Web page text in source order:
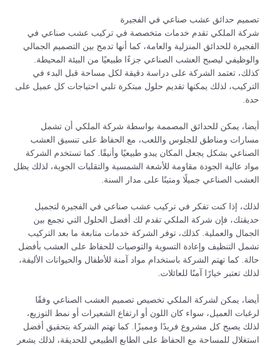
تصميم حدائق عشب صناعي في الفجيرة
شركة الملكي تقدم خدمات متخصصة في تركيب عشب صناعي في
الفجيرة للحدائق المنزلية والعامة، كما أنها تدمج بين التصميم الجمالي
والوظيفي ليصبح العشب الصناعي جزءًا طبيعيًا من البيئة المحيطة.
كذلك، تعتمد الشركة على دراسة دقيقة لكل مساحة قبل البدء في
التركيب، لذلك يمكنها تقديم حلول مبتكرة تلبي احتياجات كل عميل على
حدة.
أيضا، يمكن للحدائق المصممة بواسطة شركة الملكي أن تشمل
مسارات ومناطق للجلوس واللعب، مع الحفاظ على تنسيق العشب
الصناعي بشكل يجعل المكان يبدو طبيعيًا وأنيقًا. كما تستخدم الشركة
مواد عالية الجودة مقاومة للأشعة الشمسية والتقلبات الجوية، لذلك يظل
العشب الصناعي جميلًا ومتينًا على مدار السنة.
لذلك، إذا كنت تفكر في تركيب عشب صناعي في الفجيرة لتجميل
حديقتك، فإن شركة الملكي تقدم لك أفضل الحلول التي تجمع بين
الجمال والعملية. كذلك، توفر الشركة خدمات متابعة ما بعد التركيب
تشمل التنظيف وإعادة التسوية والتوصيات للحفاظ على العشب بأفضل
حالة. كما تهتم الشركة باستخدام مواد آمنة للأطفال والحيوانات الأليفة،
لذلك تعتبر خيارًا آمنًا للعائلات.
أيضا، يمكن لشركة الملكي تخصيص تصميم العشب الصناعي وفقًا
لرغبات العميل، سواء كان اللون أو ارتفاع الشعيرات أو نمط التوزيع،
لذلك يصبح كل مشروع فريدًا ومميزًا. كما تهتم الشركة بتحقيق أفضل
استغلال للمساحة مع الحفاظ على الطابع الطبيعي للحديقة، لذلك يشعر